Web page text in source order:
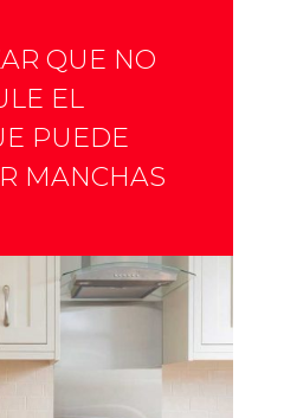
QUE NO
EL
PUEDE
MANCHAS